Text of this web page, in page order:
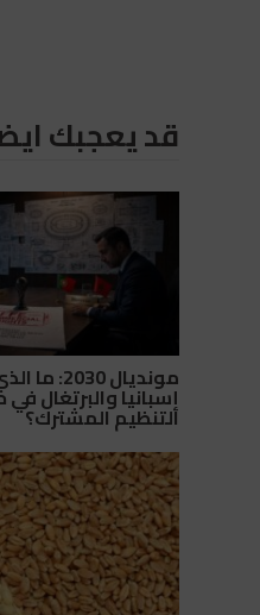
قد يعجبك
مونديال
إسبانيا والبرتغال
التنظيم المشترك؟